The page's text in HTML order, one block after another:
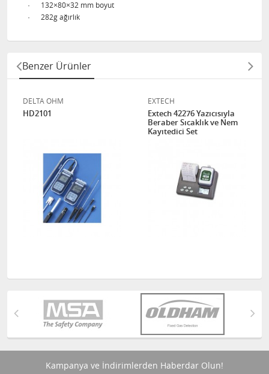
·
132×80×32 mm boyut
·
282g ağırlık
Benzer Ürünler
DELTA OHM
HD2101
EXTECH
Extech 42276 Yazıcısıyla
Beraber Sıcaklık ve Nem
Kayıtedici Set
Kampanya ve İndirimlerden Haberdar Olun!